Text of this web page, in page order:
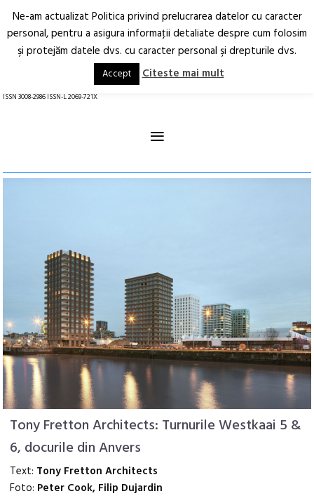
Arhitectură.
Oraș.
RO EN
ISSN 3008-2986 ISSN-L 2069-721X
≡
Tony Fretton Architects: Turnurile Westkaai 5 &
6, docurile din Anvers
Text: Tony Fretton Architects
Foto: Peter Cook, Filip Dujardin
Ne-am actualizat Politica privind prelucrarea datelor cu caracter
personal, pentru a asigura informaţii detaliate despre cum folosim
şi protejăm datele dvs. cu caracter personal şi drepturile dvs.
Accept Citeste mai mult